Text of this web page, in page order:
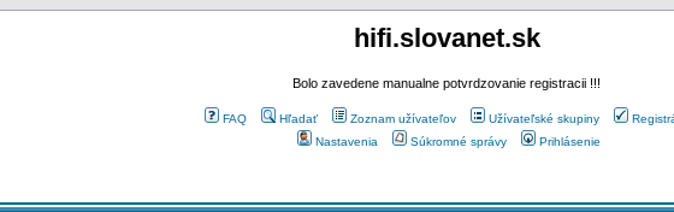
hifi.slovanet.sk
Bolo zavedene manualne potvrdzovanie registracii !!!
FAQ Hľadať Zoznam užívateľov Užívateľské skupiny
Nastavenia
Súkromné správy Prihlásenie